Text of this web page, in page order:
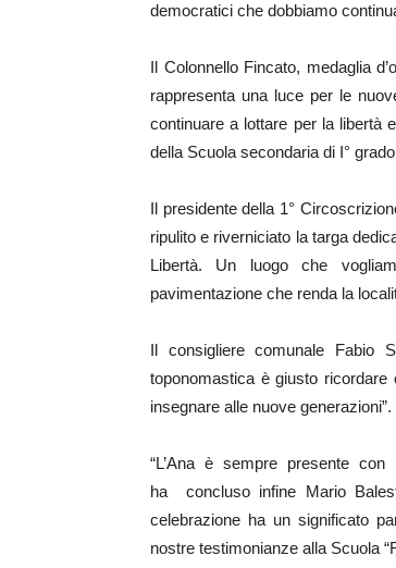
democratici che dobbiamo
Il Colonnello Fincato, medaglia
rappresenta una luce per le
continuare a lottare per la libertà
della Scuola secondaria di I°
Il presidente della 1°
ripulito e riverniciato la targa
Libertà. Un luogo che
pavimentazione che renda la
Il consigliere comunale Fabio
toponomastica è giusto
insegnare alle nuove generazioni”.
“L’Ana è sempre presente
ha concluso infine Mario
celebrazione ha un significato
nostre testimonianze alla Scuola